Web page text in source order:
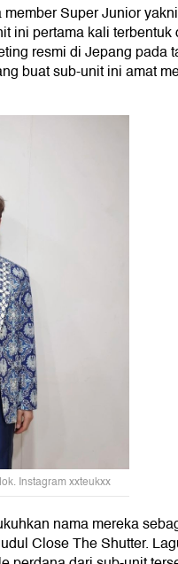
Super Junior yakni
ini pertama kali terbentuk
resmi di Jepang pada
buat sub-unit ini amat
Instagram xxteukxx
nama mereka
Close The Shutter.